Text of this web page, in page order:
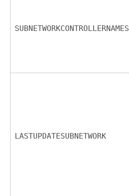
SUBNETWORKCONTROLLERNAMES
LASTUPDATESUBNETWORK